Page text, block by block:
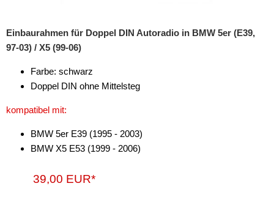
für Eagle
für Ford
für GMC
für Harley Davidson
für Hummer
Einbaurahmen für Doppel DIN Autoradio in BMW 5er (E39,
97-03) / X5 (99-06)
Farbe: schwarz
Doppel DIN ohne Mittelsteg
kompatibel mit:
BMW 5er E39 (1995 - 2003)
BMW X5 E53 (1999 - 2006)
39,00 EUR*